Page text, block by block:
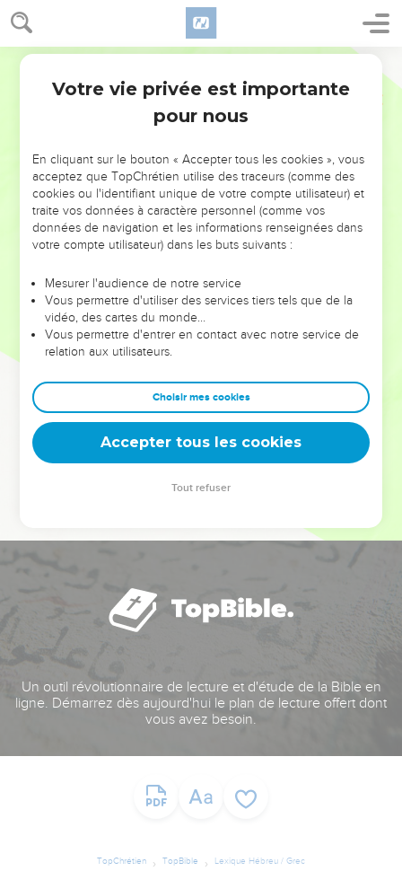
NE MANQUEZ PAS L’ÉVÉNEMENT
DE L’ANNÉE !
ET SI LEURS ERREURS POUVAIENT VOUS ÉVITER LES
VOTRES ?
leur foi ou leur vision. Mais on voit moins les doutes, les erreurs
et les saisons difficiles qu'ils ont traversés, alors même que ce
sont elles qui les ont façonnés.
Dans cette conférence, leaders, entrepreneurs, et responsables
clés pour avancer avec plus de sagesse afin que leurs erreurs
deviennent vos tremplins. Que vous guidiez un ministère, une
équipe, un groupe ou une famille, leur expérience est faite
Un outil révolutionnaire de lecture et d'étude de la Bible en
ligne. Démarrez dès aujourd'hui le plan de lecture offert dont
vous avez besoin.
TopChrétien TopBible Lexique Hébreu / Grec
Votre vie privée est importante
pour nous
En cliquant sur le bouton « Accepter tous les cookies », vous
acceptez que TopChrétien utilise des traceurs (comme des
cookies ou l'identifiant unique de votre compte utilisateur) et
traite vos données à caractère personnel (comme vos
données de navigation et les informations renseignées dans
votre compte utilisateur) dans les buts suivants :
Mesurer l'audience de notre service
Vous permettre d'utiliser des services tiers tels que de la
vidéo, des cartes du monde…
Vous permettre d'entrer en contact avec notre service de
relation aux utilisateurs.
Choisir mes cookies
Accepter tous les cookies
Tout refuser